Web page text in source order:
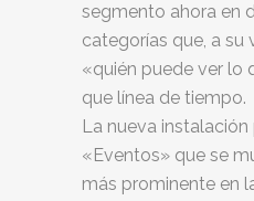
segmento ahora en
categorías que, a su
«quién puede ver lo
que línea de tiempo.
La nueva instalación
«Eventos» que se
más prominente en